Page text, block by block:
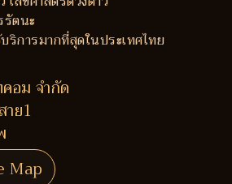
รัตนะ
ริการมากที่สุดในประเทศไทย
อม จำกัด
ย1
Map